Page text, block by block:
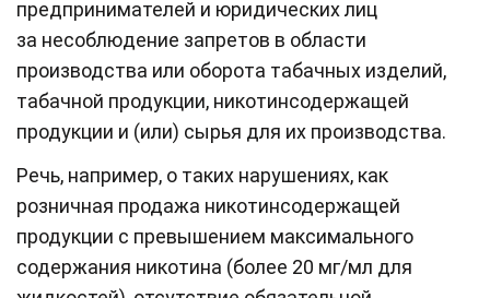
предпринимателей и юридических лиц
за несоблюдение запретов в области
производства или оборота табачных изделий,
табачной продукции, никотинсодержащей
продукции и (или) сырья для их производства.
Речь, например, о таких нарушениях, как
розничная продажа никотинсодержащей
продукции с превышением максимального
содержания никотина (более 20 мг/мл для